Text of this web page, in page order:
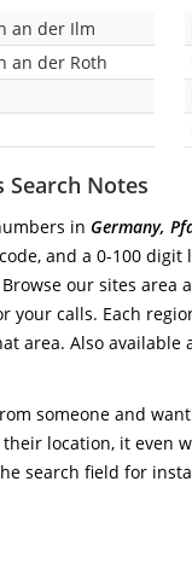
an der Ilm
an der Roth
Search Notes
in Germany,
and a 0-100
our sites area
your calls. Each
area. Also available
someone and
location, it even
search field for